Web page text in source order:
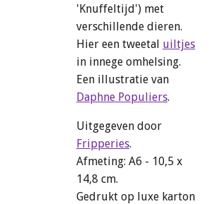
'Knuffeltijd') met
verschillende dieren.
Hier een tweetal uiltjes
in innege omhelsing.
Een illustratie van
Daphne Populiers.
Uitgegeven door
Fripperies.
Afmeting: A6 - 10,5 x
14,8 cm.
Gedrukt op luxe karton